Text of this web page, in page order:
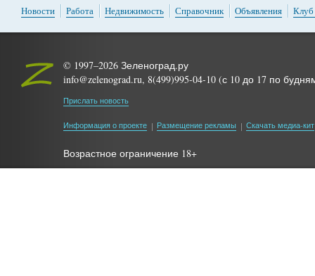
Новости Работа Недвижимость Справочник Объявления Клуб
© 1997–2026 Зеленоград.ру
info@zelenograd.ru, 8(499)995-04-10 (с 10 до 17 по
Прислать новость
Информация о проекте Размещение рекламы Скачать медиа-кит
Возрастное ограничение 18+